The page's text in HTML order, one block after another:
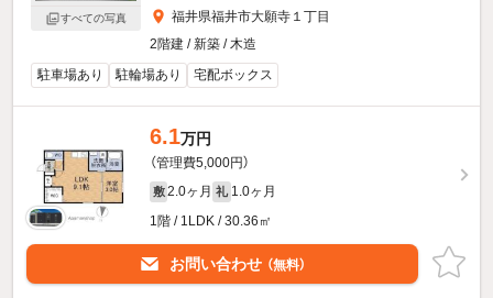
すべての写真
福井県福井市大願寺１丁目
2階建 / 新築 / 木造
駐車場あり
駐輪場あり 宅配ボックス
6.1万円
（管理費5,000円）
敷 2.0ヶ月 礼 1.0ヶ月
1階 / 1LDK / 30.36㎡
お問い合わせ （無料）